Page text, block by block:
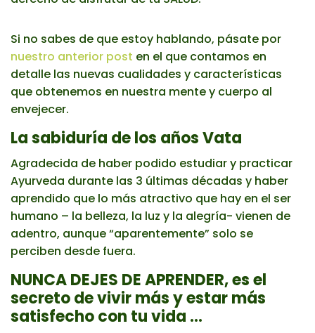
Si no sabes de que estoy hablando, pásate por
nuestro anterior post en el que contamos en
detalle las nuevas cualidades y características
que obtenemos en nuestra mente y cuerpo al
envejecer.
La sabiduría de los años Vata
Agradecida de haber podido estudiar y practicar
Ayurveda durante las 3 últimas décadas y haber
aprendido que lo más atractivo que hay en el ser
humano – la belleza, la luz y la alegría- vienen de
adentro, aunque “aparentemente” solo se
perciben desde fuera.
NUNCA DEJES DE APRENDER, es el
secreto de vivir más y estar más
satisfecho con tu vida …